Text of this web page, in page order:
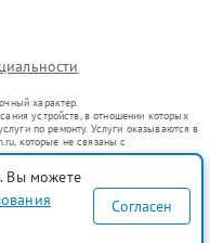
характер.
устройств, в отношении которых
по ремонту. Услуги оказываются в
которые не связаны с
представителями.
гражданский оборот в соответствии
услуг или введения
о предоставляемых услугах по
офертой, определяемой
Вы можете
Согласен